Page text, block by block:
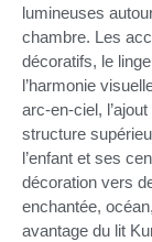
lumineuses
chambre. Les
décoratifs, le
l’harmonie
arc-en-ciel,
structure
l’enfant et ses
décoration vers
enchantée,
avantage du lit